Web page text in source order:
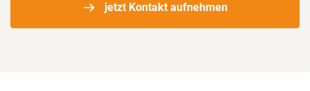
jetzt Kontakt aufnehmen